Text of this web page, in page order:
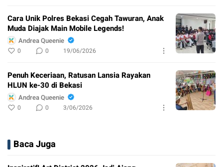
Cara Unik Polres Bekasi Cegah Tawuran, Anak
Muda Diajak Main Mobile Legends!
Andrea Queenie
0 0 19/06/2026
Penuh Keceriaan, Ratusan Lansia Rayakan
HLUN ke-30 di Bekasi
Andrea Queenie
0 0 3/06/2026
Baca Juga